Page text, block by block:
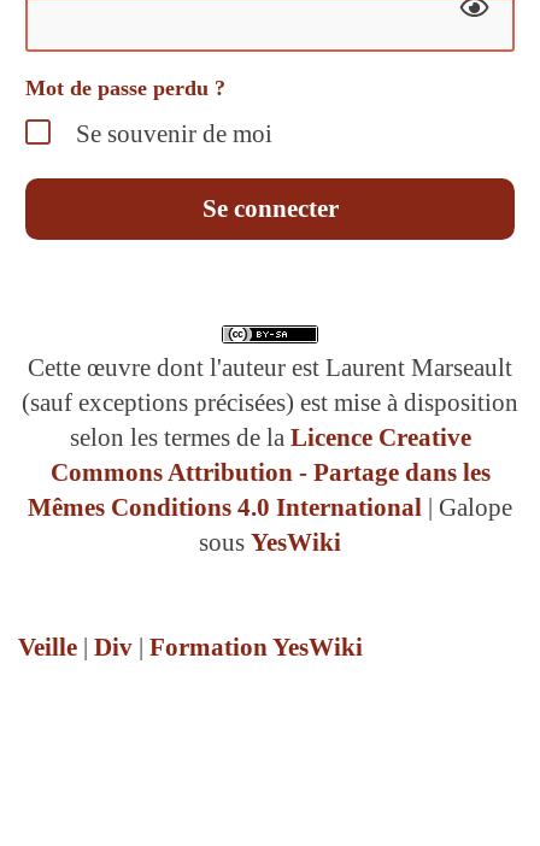
Mot de passe perdu ?
Se souvenir de moi
Se connecter
Cette œuvre dont l'auteur est Laurent Marseault
(sauf exceptions précisées) est mise à disposition
selon les termes de la Licence Creative
Commons Attribution - Partage dans les
Mêmes Conditions 4.0 International | Galope
sous YesWiki
Veille | Div | Formation YesWiki